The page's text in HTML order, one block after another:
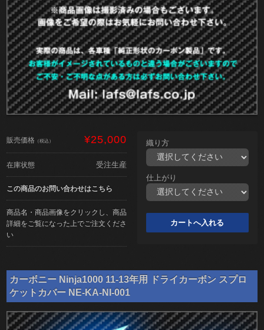
販売価格 （税込） ¥25,000
在庫状態 受注生産
この商品のお問い合わせはこちら
商品名・商品画像をクリックし、商品
詳細をご覧になった上でご注文くださ
い
織り方
仕上がり
カーボニー Ninja1000 11-13年用 ドライカーボン スプロ
ケットカバー NE-KA-NI-001